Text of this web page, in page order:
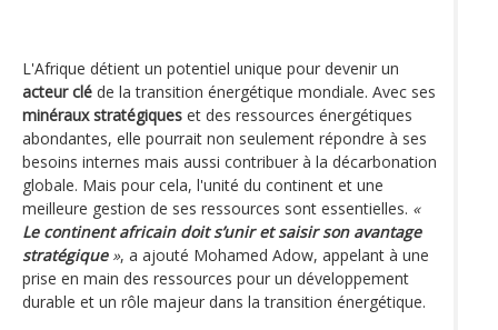
L'Afrique détient un potentiel unique pour devenir un
acteur clé de la transition énergétique mondiale. Avec ses
minéraux stratégiques et des ressources énergétiques
abondantes, elle pourrait non seulement répondre à ses
besoins internes mais aussi contribuer à la décarbonation
globale. Mais pour cela, l'unité du continent et une
meilleure gestion de ses ressources sont essentielles. «
Le continent africain doit s’unir et saisir son avantage
stratégique», a ajouté Mohamed Adow, appelant à une
prise en main des ressources pour un développement
durable et un rôle majeur dans la transition énergétique.